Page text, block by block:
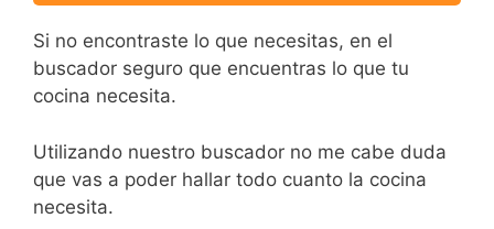
Si no encontraste lo que necesitas, en el
buscador seguro que encuentras lo que tu
cocina necesita.
Utilizando nuestro buscador no me cabe duda
que vas a poder hallar todo cuanto la cocina
necesita.